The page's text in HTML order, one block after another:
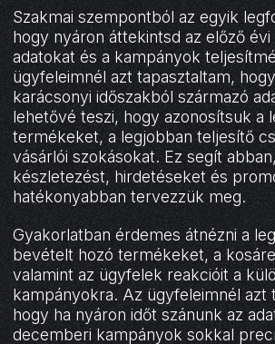
Szakmai szempontból az egyik
hogy nyáron áttekintsd az előző
adatokat és a kampányok
ügyfeleimnél azt tapasztaltam,
karácsonyi időszakból származó
lehetővé teszi, hogy azonosítsuk a
termékeket, a legjobban teljesítő
vásárlói szokásokat. Ez segít
készletezést, hirdetéseket és
hatékonyabban tervezzük meg.
Gyakorlatban érdemes átnézni a
bevételt hozó termékeket, a
valamint az ügyfelek reakcióit a
kampányokra. Az ügyfeleimnél azt
hogy ha nyáron időt szánunk az
decemberi kampányok sokkal